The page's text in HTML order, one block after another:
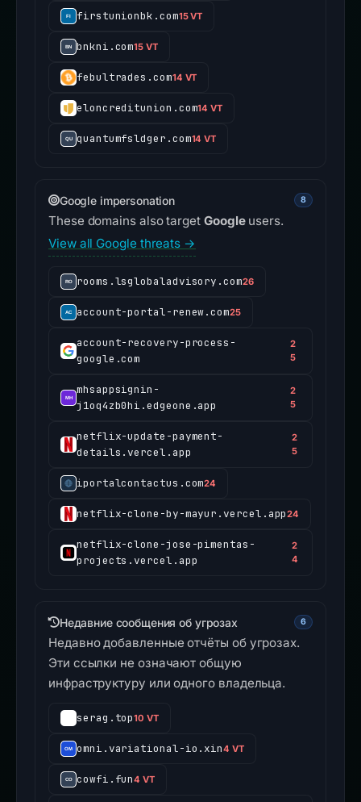
firstunionbk.com15 VT
bnkni.com15 VT
febultrades.com14 VT
eloncreditunion.com14 VT
quantumfsldger.com14 VT
Google impersonation 8
These domains also target Googleusers.
View all Google threats →
rooms.lsglobaladvisory.com26
account-portal-renew.com25
account-recovery-process-
google.com
2
5
mhsappsignin-
j1oq4zb0hi.edgeone.app
2
5
netflix-update-payment-
details.vercel.app
2
5
iportalcontactus.com24
netflix-clone-by-mayur.vercel.app24
netflix-clone-jose-pimentas-
projects.vercel.app
2
4
Недавние сообщения об угрозах 6
Недавно добавленные отчёты об угрозах.
Эти ссылки не означают общую
инфраструктуру или одного владельца.
serag.top10 VT
omni.variational-io.xin4 VT
cowfi.fun4 VT